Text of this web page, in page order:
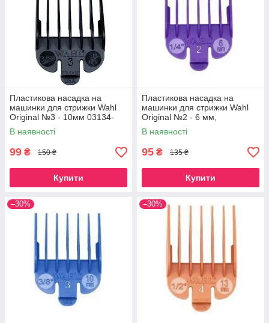
Пластикова насадка на
машинки для стрижки Wahl
Original №3 - 10мм 03134-
001
В наявності
99 ₴ 150 ₴
Купити
Пластикова насадка на
машинки для стрижки Wahl
Original №2 - 6 мм,
фіолетова
В наявності
95 ₴ 135 ₴
Купити
–30% –30%